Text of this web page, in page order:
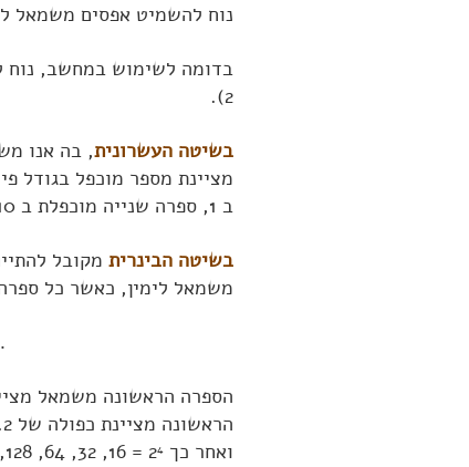
נוח להשמיט אפסים משמאל
בדומה לשימוש במחשב, נוח
2).
בשיטה העשרונית, בה אנו
ב 1, ספרה שנייה מוכפלת ב 10, ספרה שלישית מוכפלת ב 100, וכו'.
בשיטה הבינרית
משמאל לימין, כאשר כל ספרה מוכפלת בגודל פי
הספרה הראשונה משמאל
הראשונה מציינת כפולה של 2. הספרה מימינה כפולות של 2
ואחר כך 2 4 = 16, 32, 64, 128, וכו'.